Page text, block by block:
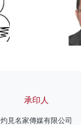
承印人
灼見名家傳媒有限公司